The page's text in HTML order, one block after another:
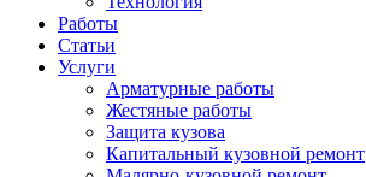
Работы
Статьи
Услуги
Арматурные работы
Жестяные работы
Защита кузова
Капитальный кузовной ремонт